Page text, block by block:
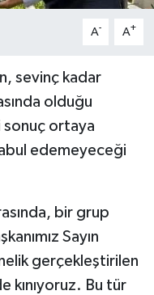
A- A+
sevinç kadar
olduğu
sonuç ortaya
edemeyeceği
bir grup
Sayın
gerçekleştirilen
kınıyoruz. Bu tür